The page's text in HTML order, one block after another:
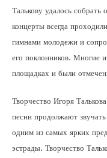
Талькову удалось собрать
концерты всегда
гимнами молодежи и
его поклонников. Многие
площадках и были
Творчество Игоря
песни продолжают
одним из самых ярких
эстрады. Творчество